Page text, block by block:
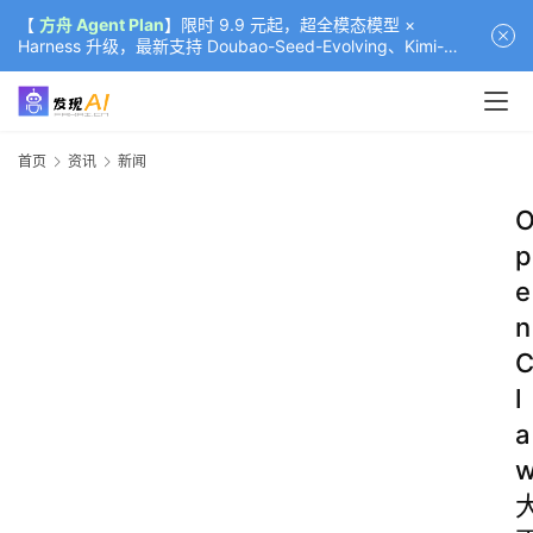
【 方舟 Agent Plan】限时 9.9 元起，超全模态模型 ×
Harness 升级，最新支持 Doubao-Seed-Evolving、Kimi-
K3（部分）、GLM-5.2
首页 资讯 新闻
p
e
n
C
l
a